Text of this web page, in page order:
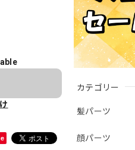
カテゴリー
髪パーツ
顔パーツ